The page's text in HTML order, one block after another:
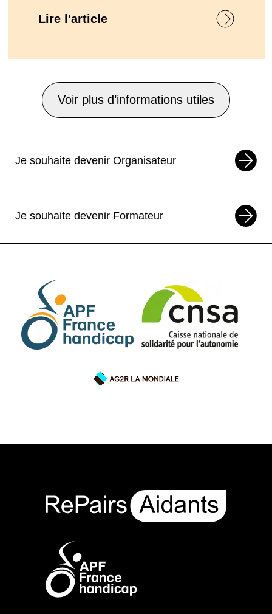
Lire l'article
Voir plus d’informations utiles
Je souhaite devenir Organisateur
Je souhaite devenir Formateur